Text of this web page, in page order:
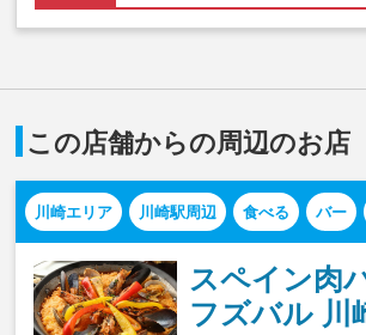
この店舗からの周辺のお店
川崎エリア 川崎駅周辺 食べる バー
スペイン肉
フズバル 川